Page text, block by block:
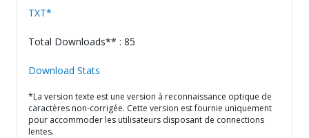
TXT*
Total Downloads** : 85
Download Stats
*La version texte est une version à reconnaissance optique de
caractères non-corrigée. Cette version est fournie uniquement
pour accommoder les utilisateurs disposant de connections
lentes.